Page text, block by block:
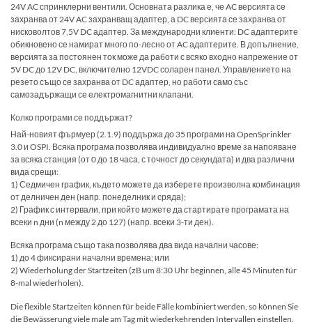
24V AC спринклерни вентили. Основната разлика е, че AC версията се
захранва от 24V AC захранващ адаптер, а DC версията се захранва от
нисковолтов 7,5V DC адаптер. За международни клиенти: DC адаптерите
обикновено се намират много по-лесно от AC адаптерите. В допълнение,
версията за постоянен ток може да работи с всяко входно напрежение от
5V DC до 12V DC, включително 12VDC соларен панел. Управлението на
резето също се захранва от DC адаптер, но работи само със
самозадържащи се електромагнитни клапани.
Колко програми се поддържат?
Най-новият фърмуер (2.1.9) поддържа до 35 програми на OpenSprinkler
3.0 и OSPI. Всяка програма позволява индивидуално време за напояване
за всяка станция (от 0 до 18 часа, с точност до секундата) и два различни
вида срещи:
1) Седмичен график, където можете да изберете произволна комбинация
от делничен ден (напр. понеделник и сряда);
2) График с интервали, при който можете да стартирате програмата на
всеки n дни (n между 2 до 127) (напр. всеки 3-ти ден).
Всяка програма също така позволява два вида начални часове:
1) до 4 фиксирани начални времена; или
2) Wiederholung der Startzeiten (zB um 8:30 Uhr beginnen, alle 45 Minuten für
8-mal wiederholen).
Die flexible Startzeiten können für beide Fälle kombiniert werden, so können Sie
die Bewässerung viele male am Tag mit wiederkehrenden Intervallen einstellen.